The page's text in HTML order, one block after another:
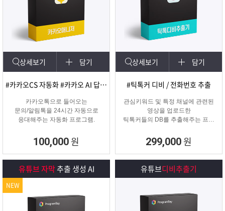
상세보기 담기
#카카오CS 자동화 #카카오 AI 답변 #카카오자동발송
카카오톡으로 들어오는
문의/알림톡을 24시간 자동으로
응대해주는 자동화 프로그램.
100,000 원
상세보기 담기
#틱톡커 디비 / 전화번호 추출
관심키워드 및 특정 채널에 관련된
영상을 업로드한
틱톡커들의 DB를 추출해주는 프로
299,000 원
유튜브 자막추출 생성 AI
NEW
유튜브디비추출기